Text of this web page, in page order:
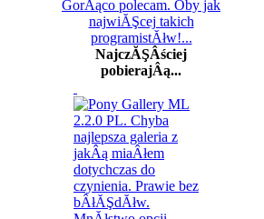
NajczĂŞÂściej
pobierajÂą...